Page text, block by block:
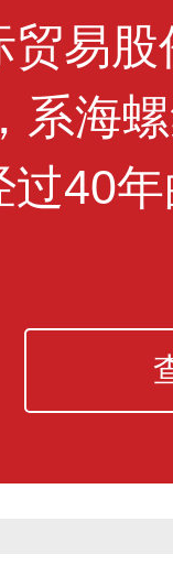
贸易
系海
过40